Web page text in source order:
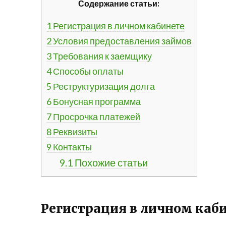
Содержание статьи:
1Регистрация в личном кабинете
2Условия предоставления займов
3Требования к заемщику
4Способы оплаты
5 Реструктуризация долга
6Бонусная программа
7Просрочка платежей
8Реквизиты
9 Контакты
9.1 Похожие статьи
Регистрация в личном